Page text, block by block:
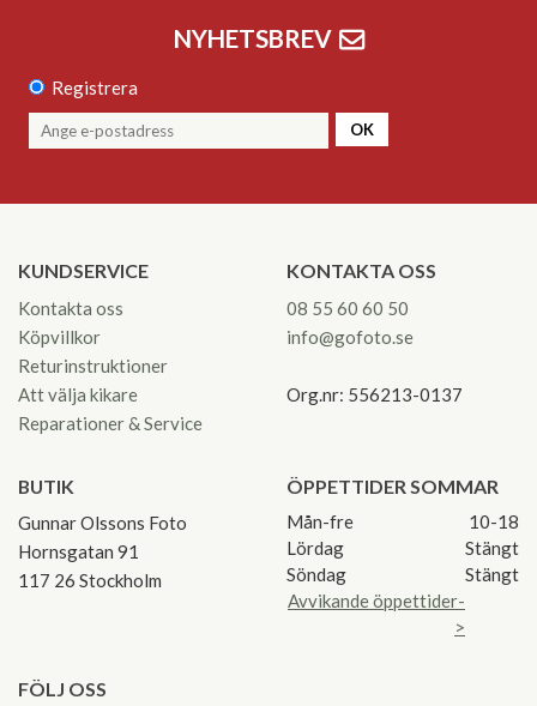
NYHETSBREV
Registrera
OK
KUNDSERVICE
Kontakta oss
Köpvillkor
Returinstruktioner
Att välja kikare
Reparationer & Service
KONTAKTA OSS
08 55 60 60 50
info@gofoto.se
Org.nr: 556213-0137
BUTIK
Gunnar Olssons Foto
Hornsgatan 91
117 26 Stockholm
ÖPPETTIDER SOMMAR
Mån-fre
10-18
Lördag
Stängt
Söndag
Stängt
Avvikande öppettider-
>
FÖLJ OSS